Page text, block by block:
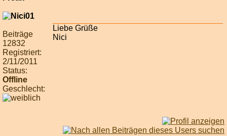
Beiträge
12832
Registriert:
2/11/2011
Status:
Offline
Geschlecht:
Liebe Grüße
Nici